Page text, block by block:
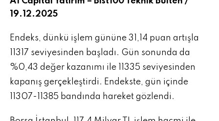
19.12.2025
Endeks, dünkü işlem gününe 31,14 puan artışla
11317 seviyesinden başladı. Gün sonunda da
%0,43 değer kazanımı ile 11335 seviyesinden
kapanış gerçekleştirdi. Endekste, gün içinde
11307-11385 bandında hareket gözlendi.